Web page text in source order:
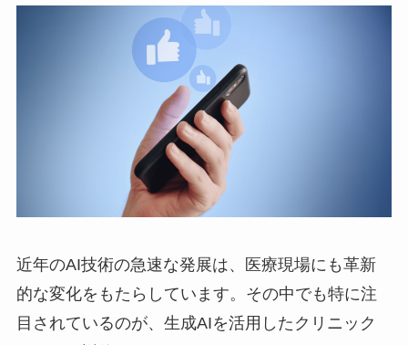
近年のAI技術の急速な発展は、医療現場にも革新
的な変化をもたらしています。その中でも特に注
目されているのが、生成AIを活用したクリニック